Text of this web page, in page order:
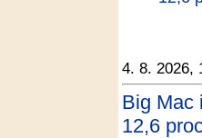
4. 8. 2026,
Big Mac
12,6